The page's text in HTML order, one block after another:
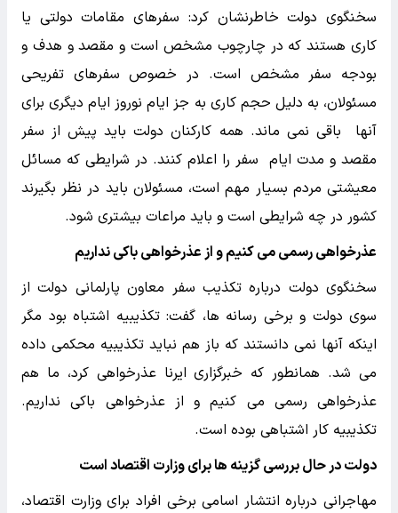
سخنگوی دولت خاطرنشان کرد: سفرهای مقامات دولتی یا
کاری هستند که در چارچوب مشخص است و مقصد و هدف و
بودجه سفر مشخص است. در خصوص سفرهای تفریحی
مسئولان، به دلیل حجم کاری به جز ایام نوروز ایام دیگری برای
آنها باقی نمی ماند. همه کارکنان دولت باید پیش از سفر
مقصد و مدت ایام سفر را اعلام کنند. در شرایطی که مسائل
معیشتی مردم بسیار مهم است، مسئولان باید در نظر بگیرند
کشور در چه شرایطی است و باید مراعات بیشتری شود.
عذرخواهی رسمی می کنیم و از عذرخواهی باکی نداریم
سخنگوی دولت درباره تکذیب سفر معاون پارلمانی دولت از
سوی دولت و برخی رسانه ها، گفت: تکذیبیه اشتباه بود مگر
اینکه آنها نمی دانستند که باز هم نباید تکذیبیه محکمی داده
می شد. همانطور که خبرگزاری ایرنا عذرخواهی کرد، ما هم
عذرخواهی رسمی می کنیم و از عذرخواهی باکی نداریم.
تکذیبیه کار اشتباهی بوده است.
دولت در حال بررسی گزینه ها برای وزارت اقتصاد است
مهاجرانی درباره انتشار اسامی برخی افراد برای وزارت اقتصاد،